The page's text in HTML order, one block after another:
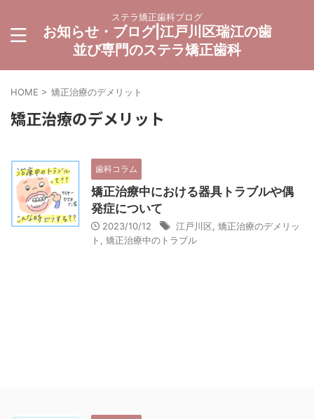
ステラ矯正歯科ブログ
お知らせ・ブログ|江戸川区瑞江の歯
並び専門のステラ矯正歯科
HOME > 矯正治療のデメリット
矯正治療のデメリット
歯科コラム
矯正治療中における器具トラブルや偶
発症について
2023/10/12 江戸川区 矯正治療のデメリッ
ト
矯正治療中のトラブル